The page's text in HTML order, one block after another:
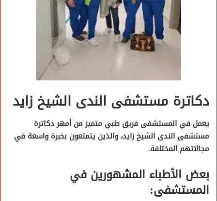
دكاترة مستشفى الندى الشيخ زايد
يعمل في المستشفى فريق طبي متميز من أمهردكاترة
مستشفى الندى الشيخ زايد، والذين يتمتعون بخبرة واسعة في
مجالاتهم المختلفة.
بعض الأطباء المشهورين في
المستشفى: